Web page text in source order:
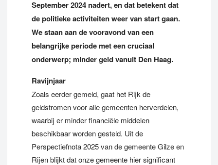
September 2024 nadert, en dat betekent dat
de politieke activiteiten weer van start gaan.
We staan aan de vooravond van een
belangrijke periode met een cruciaal
onderwerp; minder geld vanuit Den Haag.
Ravijnjaar
Zoals eerder gemeld, gaat het Rijk de
geldstromen voor alle gemeenten herverdelen,
waarbij er minder financiële middelen
beschikbaar worden gesteld. Uit de
Perspectiefnota 2025 van de gemeente Gilze en
Rijen blijkt dat onze gemeente hier significant